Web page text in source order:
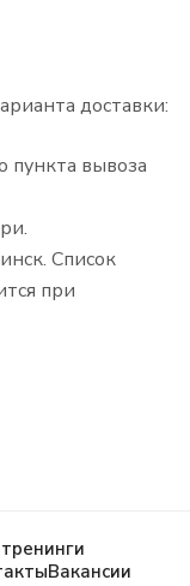
доставки:
пункта вывоза
Список
при
Вакансии